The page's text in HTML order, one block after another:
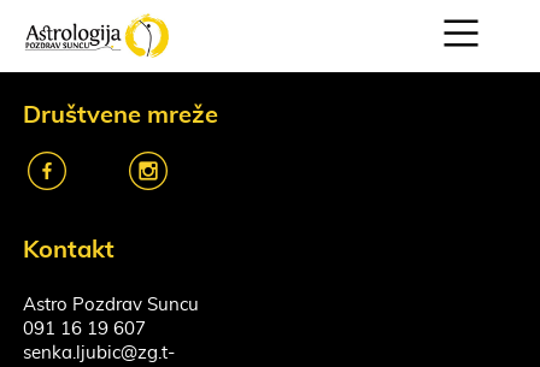
Društvene mreže
k o
Kontakt
Astro Pozdrav Suncu
091 16 19 607
senka.ljubic@zg.t-